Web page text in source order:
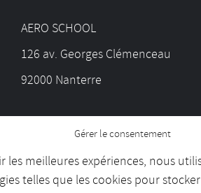
Gérer le consentement
les meilleures expériences, nous
telles que les cookies pour
AERO SCHOOL
126 av. Georges Clémenceau
92000 Nanterre
01 55 69 19 30
contact@aeroschool.fr